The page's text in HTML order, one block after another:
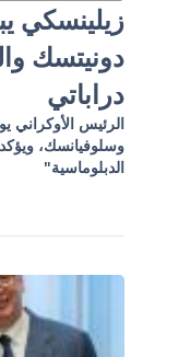
زيلينسكي
دونيتسك
دراباتي
الرئيس الأوكراني
وسلوفيانسك،
الدبلوماسية"